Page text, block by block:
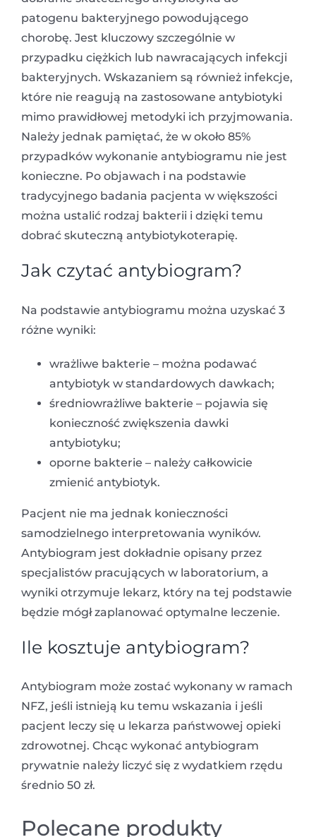
patogenu bakteryjnego powodującego
chorobę. Jest kluczowy szczególnie w
przypadku ciężkich lub nawracających infekcji
bakteryjnych. Wskazaniem są również infekcje,
które nie reagują na zastosowane antybiotyki
mimo prawidłowej metodyki ich przyjmowania.
Należy jednak pamiętać, że w około 85%
przypadków wykonanie antybiogramu nie jest
konieczne. Po objawach i na podstawie
tradycyjnego badania pacjenta w większości
można ustalić rodzaj bakterii i dzięki temu
dobrać skuteczną antybiotykoterapię.
Jak czytać antybiogram?
Na podstawie antybiogramu można uzyskać 3
różne wyniki:
wrażliwe bakterie – można podawać
antybiotyk w standardowych dawkach;
średniowrażliwe bakterie – pojawia się
konieczność zwiększenia dawki
antybiotyku;
oporne bakterie – należy całkowicie
zmienić antybiotyk.
Pacjent nie ma jednak konieczności
samodzielnego interpretowania wyników.
Antybiogram jest dokładnie opisany przez
specjalistów pracujących w laboratorium, a
wyniki otrzymuje lekarz, który na tej podstawie
będzie mógł zaplanować optymalne leczenie.
Ile kosztuje antybiogram?
Antybiogram może zostać wykonany w ramach
NFZ, jeśli istnieją ku temu wskazania i jeśli
pacjent leczy się u lekarza państwowej opieki
zdrowotnej. Chcąc wykonać antybiogram
prywatnie należy liczyć się z wydatkiem rzędu
średnio 50 zł.
Polecane produkty